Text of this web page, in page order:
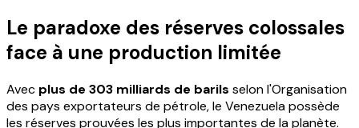
Le paradoxe des réserves colossales
face à une production limitée
Avec plus de 303 milliards de barils selon l'Organisation
des pays exportateurs de pétrole, le Venezuela possède
les réserves prouvées les plus importantes de la planète.